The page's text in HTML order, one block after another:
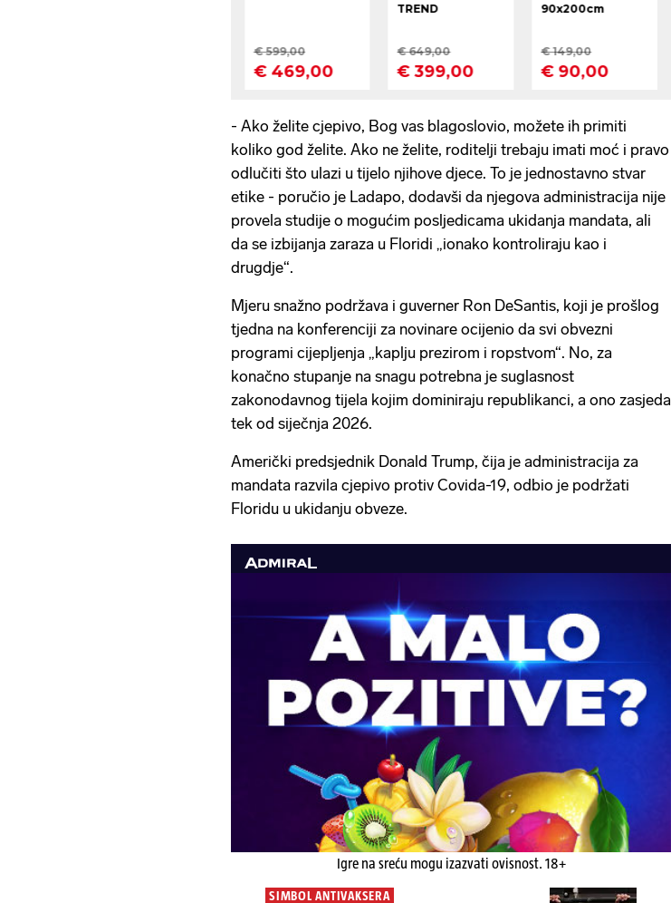
- Ako želite cjepivo, Bog vas blagoslovio, možete ih primiti
koliko god želite. Ako ne želite, roditelji trebaju imati moć i pravo
odlučiti što ulazi u tijelo njihove djece. To je jednostavno stvar
etike - poručio je Ladapo, dodavši da njegova administracija nije
provela studije o mogućim posljedicama ukidanja mandata, ali
da se izbijanja zaraza u Floridi „ionako kontroliraju kao i
drugdje“.
Mjeru snažno podržava i guverner Ron DeSantis, koji je prošlog
tjedna na konferenciji za novinare ocijenio da svi obvezni
programi cijepljenja „kaplju prezirom i ropstvom“. No, za
konačno stupanje na snagu potrebna je suglasnost
zakonodavnog tijela kojim dominiraju republikanci, a ono zasjeda
tek od siječnja 2026.
Američki predsjednik Donald Trump, čija je administracija za
mandata razvila cjepivo protiv Covida-19, odbio je podržati
Floridu u ukidanju obveze.
Igre na sreću mogu izazvati ovisnost. 18+
SIMBOL ANTIVAKSERA